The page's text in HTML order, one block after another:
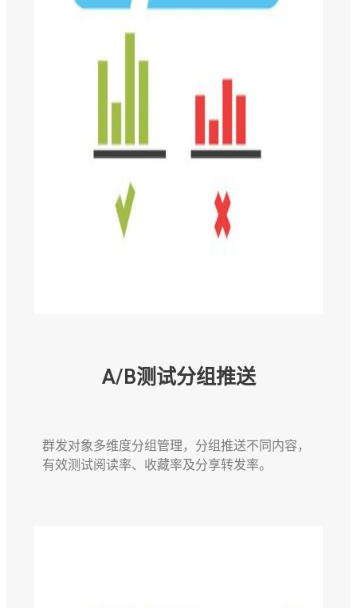
A/B测试分组推送
群发对象多维度分组管理，分组推送不同内容，
有效测试阅读率、收藏率及分享转发率。